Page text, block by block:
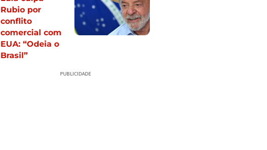
Rubio por
conflito
comercial com
EUA: “Odeia o
Brasil”
PUBLICIDADE